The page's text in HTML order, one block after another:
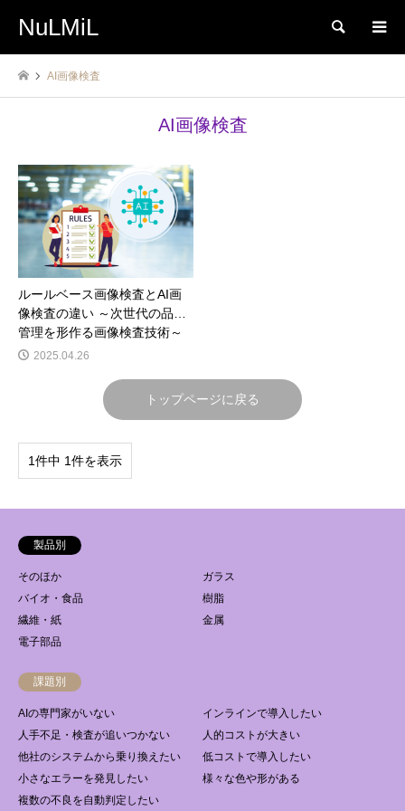
NuLMiL 検索
AI画像検査
AI画像検査
ルールベース画像検査とAI画
像検査の違い ～次世代の品質
管理を形作る画像検査技術～
2025.04.26
トップページに戻る
1件中 1件を表示
製品別
そのほか
ガラス
バイオ・食品
樹脂
繊維・紙
金属
電子部品
課題別
AIの専門家がいない
インラインで導入したい
人手不足・検査が追いつかない
人的コストが大きい
他社のシステムから乗り換えたい
低コストで導入したい
小さなエラーを発見したい
様々な色や形がある
複数の不良を自動判定したい